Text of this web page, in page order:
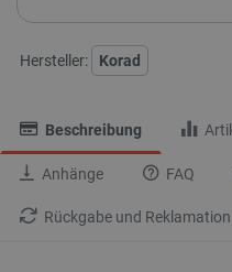
Hersteller: Korad
Beschreibung
Anhänge FAQ
Rückgabe und Reklamation